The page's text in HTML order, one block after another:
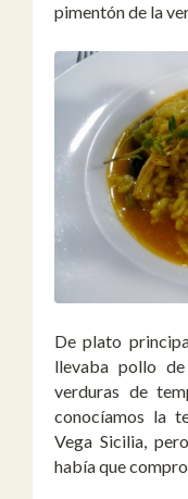
pimentón de la
De plato
llevaba pollo
verduras de
conocíamos la
Vega Sicilia,
había que